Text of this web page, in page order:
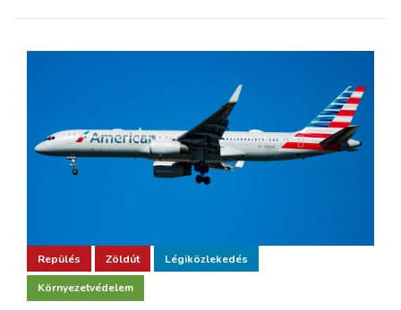
Repülés Zöldút Légiközlekedés
Környezetvédelem